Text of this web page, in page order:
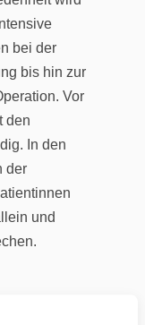
bei der
bis hin zur
Vor
den
In den
der
und